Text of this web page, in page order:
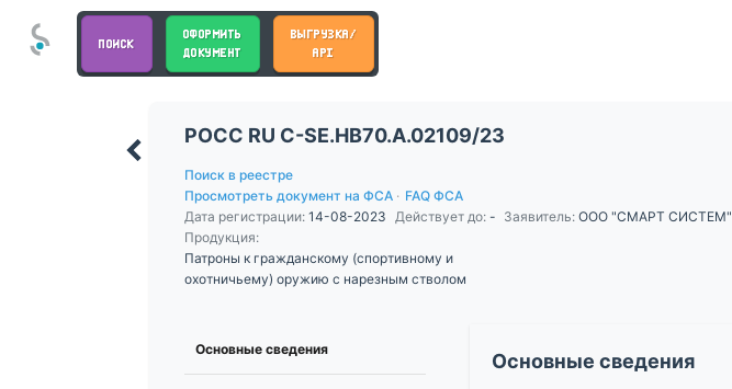
ПОИСК
ОФОРМИТЬ
ДОКУМЕНТ
ВЫГРУЗКА/
API
РОСС RU С-SE.НВ70.А.02109/23
Поиск в реестре
Просмотреть документ на ФСА · FAQ ФСА
Дата регистрации: 14-08-2023 Действует до: - Заявитель: ООО "СМАРТ СИСТЕМ"
Продукция:
Патроны к гражданскому (спортивному и
охотничьему) оружию с нарезным стволом
Основные сведения
Основные сведения